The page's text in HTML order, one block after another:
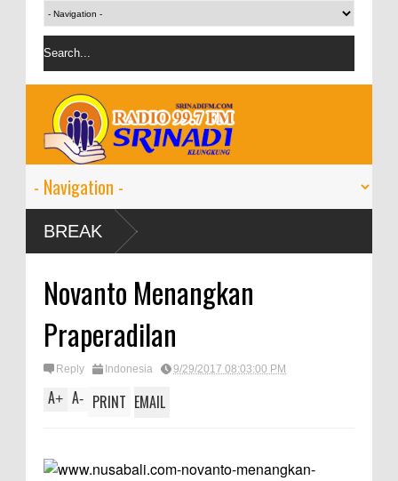
BREAK
Novanto Menangkan
Praperadilan
Reply Indonesia 9/29/2017 08:03:00 PM
A+ A- PRINT EMAIL